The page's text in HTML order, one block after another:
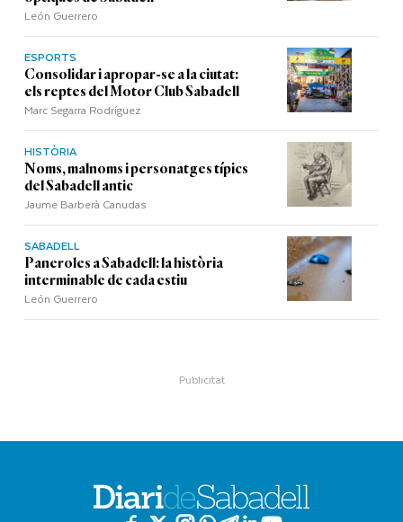
León Guerrero
ESPORTS
Consolidar i apropar-se a la ciutat:
els reptes del Motor Club Sabadell
Marc Segarra Rodríguez
HISTÒRIA
Noms, malnoms i personatges típics
del Sabadell antic
Jaume Barberà Canudas
SABADELL
Paneroles a Sabadell: la història
interminable de cada estiu
León Guerrero